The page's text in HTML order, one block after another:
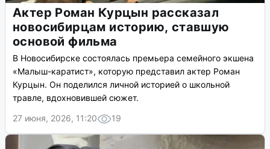
Актер Роман Курцын рассказал
новосибирцам историю, ставшую
основой фильма
В Новосибирске состоялась премьера семейного экшена
«Малыш-каратист», которую представил актер Роман
Курцын. Он поделился личной историей о школьной
травле, вдохновившей сюжет.
27 июня, 2026, 11:20
19